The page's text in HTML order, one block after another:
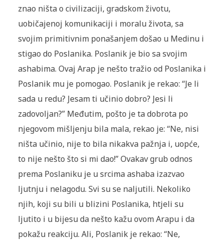
znao ništa o civilizaciji, gradskom životu,
uobičajenoj komunikaciji i moralu života, sa
svojim primitivnim ponašanjem došao u Medinu i
stigao do Poslanika. Poslanik je bio sa svojim
ashabima. Ovaj Arap je nešto tražio od Poslanika i
Poslanik mu je pomogao. Poslanik je rekao: “Je li
sada u redu? Jesam ti učinio dobro? Jesi li
zadovoljan?” Međutim, pošto je ta dobrota po
njegovom mišljenju bila mala, rekao je: “Ne, nisi
ništa učinio, nije to bila nikakva pažnja i, uopće,
to nije nešto što si mi dao!” Ovakav grub odnos
prema Poslaniku je u srcima ashaba izazvao
ljutnju i nelagodu. Svi su se naljutili. Nekoliko
njih, koji su bili u blizini Poslanika, htjeli su
ljutito i u bijesu da nešto kažu ovom Arapu i da
pokažu reakciju. Ali, Poslanik je rekao: “Ne,